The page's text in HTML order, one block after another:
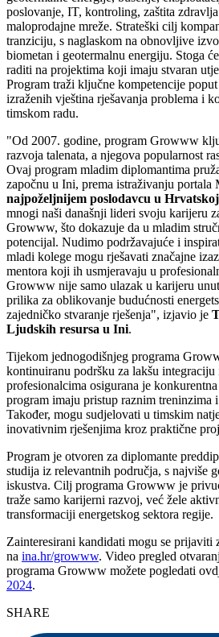
poslovanje, IT, kontroling, zaštita
maloprodajne mreže. Strateški cilj
tranziciju, s naglaskom na obnovljive
biometan i geotermalnu energiju. Stoga
raditi na projektima koji imaju stvaran
Program traži ključne kompetencije
izraženih vještina rješavanja problema i
timskom radu.
"Od 2007. godine, program Growww
razvoja talenata, a njegova popularnost
Ovaj program mladim diplomantima
započnu u Ini, prema istraživanju portala
najpoželjnijem poslodavcu u Hrvatskoj
mnogi naši današnji lideri svoju karijeru
Growww, što dokazuje da u mladim
potencijal. Nudimo podržavajuće i
mladi kolege mogu rješavati značajne
mentora koji ih usmjeravaju u
Growww nije samo ulazak u karijeru
prilika za oblikovanje budućnosti
zajedničko stvaranje rješenja", izjavio je
Ljudskih resursa u Ini.
Tijekom jednogodišnjeg programa
kontinuiranu podršku za lakšu
profesionalcima osigurana je
program imaju pristup raznim treninzima
Također, mogu sudjelovati u timskim
inovativnim rješenjima kroz praktične
Program je otvoren za diplomante
studija iz relevantnih područja, s najviše
iskustva. Cilj programa Growww je
traže samo karijerni razvoj, već žele
transformaciji energetskog sektora regije.
Zainteresirani kandidati mogu se prijaviti
na ina.hr/growww. Video pregled
programa Growww možete pogledati
2024.
SHARE